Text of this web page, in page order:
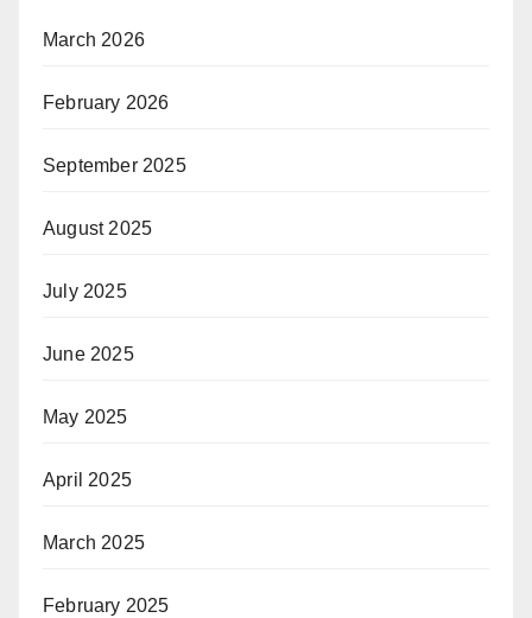
March 2026
February 2026
September 2025
August 2025
July 2025
June 2025
May 2025
April 2025
March 2025
February 2025